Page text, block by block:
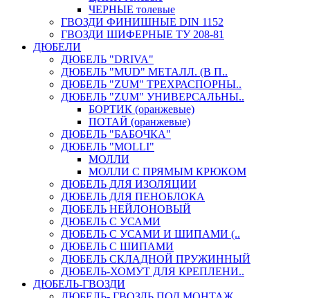
ЧЕРНЫЕ толевые
ГВОЗДИ ФИНИШНЫЕ DIN 1152
ГВОЗДИ ШИФЕРНЫЕ ТУ 208-81
ДЮБЕЛИ
ДЮБЕЛЬ "DRIVA"
ДЮБЕЛЬ "MUD" МЕТАЛЛ. (В П..
ДЮБЕЛЬ "ZUM" ТРЕХРАСПОРНЫ..
ДЮБЕЛЬ "ZUM" УНИВЕРСАЛЬНЫ..
БОРТИК (оранжевые)
ПОТАЙ (оранжевые)
ДЮБЕЛЬ "БАБОЧКА"
ДЮБЕЛЬ "МOLLI"
МОЛЛИ
МОЛЛИ С ПРЯМЫМ КРЮКОМ
ДЮБЕЛЬ ДЛЯ ИЗОЛЯЦИИ
ДЮБЕЛЬ ДЛЯ ПЕНОБЛОКА
ДЮБЕЛЬ НЕЙЛОНОВЫЙ
ДЮБЕЛЬ С УСАМИ
ДЮБЕЛЬ С УСАМИ И ШИПАМИ (..
ДЮБЕЛЬ С ШИПАМИ
ДЮБЕЛЬ СКЛАДНОЙ ПРУЖИННЫЙ
ДЮБЕЛЬ-ХОМУТ ДЛЯ КРЕПЛЕНИ..
ДЮБЕЛЬ-ГВОЗДИ